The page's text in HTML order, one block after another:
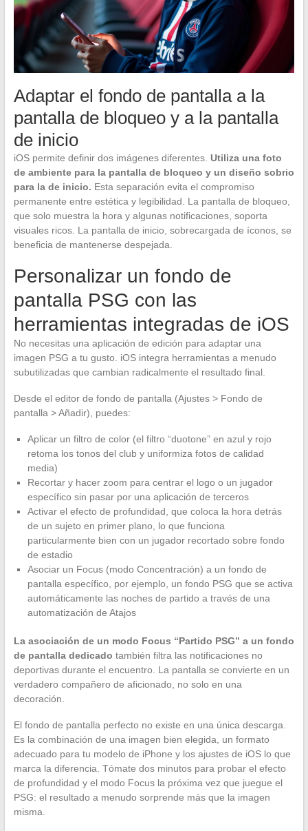
Adaptar el fondo de pantalla a la
pantalla de bloqueo y a la pantalla
de inicio
iOS permite definir dos imágenes diferentes. Utiliza una foto
de ambiente para la pantalla de bloqueo y un diseño sobrio
para la de inicio. Esta separación evita el compromiso
permanente entre estética y legibilidad. La pantalla de bloqueo,
que solo muestra la hora y algunas notificaciones, soporta
visuales ricos. La pantalla de inicio, sobrecargada de íconos, se
beneficia de mantenerse despejada.
Personalizar un fondo de
pantalla PSG con las
herramientas integradas de iOS
No necesitas una aplicación de edición para adaptar una
imagen PSG a tu gusto. iOS integra herramientas a menudo
subutilizadas que cambian radicalmente el resultado final.
Desde el editor de fondo de pantalla (Ajustes > Fondo de
pantalla > Añadir), puedes:
Aplicar un filtro de color (el filtro “duotone” en azul y rojo
retoma los tonos del club y uniformiza fotos de calidad
media)
Recortar y hacer zoom para centrar el logo o un jugador
específico sin pasar por una aplicación de terceros
Activar el efecto de profundidad, que coloca la hora detrás
de un sujeto en primer plano, lo que funciona
particularmente bien con un jugador recortado sobre fondo
de estadio
Asociar un Focus (modo Concentración) a un fondo de
pantalla específico, por ejemplo, un fondo PSG que se activa
automáticamente las noches de partido a través de una
automatización de Atajos
La asociación de un modo Focus “Partido PSG” a un fondo
de pantalla dedicado también filtra las notificaciones no
deportivas durante el encuentro. La pantalla se convierte en un
verdadero compañero de aficionado, no solo en una
decoración.
El fondo de pantalla perfecto no existe en una única descarga.
Es la combinación de una imagen bien elegida, un formato
adecuado para tu modelo de iPhone y los ajustes de iOS lo que
marca la diferencia. Tómate dos minutos para probar el efecto
de profundidad y el modo Focus la próxima vez que juegue el
PSG: el resultado a menudo sorprende más que la imagen
misma.